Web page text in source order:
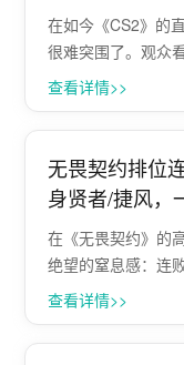
在如今《CS2》的
很难突围了。观众
他们的，往往是主
室，粉丝留不住，
查看详情>>
无畏契约排位
身贤者/捷风，
在《无畏契约》的
绝望的窒息感：连
报点失误，都能引
才是决定生死的关
查看详情>>